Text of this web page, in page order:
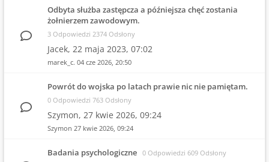
Odbyta służba zastępcza a późniejsza chęć zostania
żołnierzem zawodowym.
3 Odpowiedzi 2374 Odsłony
Jacek, 22 maja 2023, 07:02
marek_c. 04 cze 2026, 20:50
Powrót do wojska po latach prawie nic nie pamiętam.
0 Odpowiedzi 763 Odsłony
Szymon, 27 kwie 2026, 09:24
Szymon 27 kwie 2026, 09:24
Badania psychologiczne 0 Odpowiedzi 609 Odsłony